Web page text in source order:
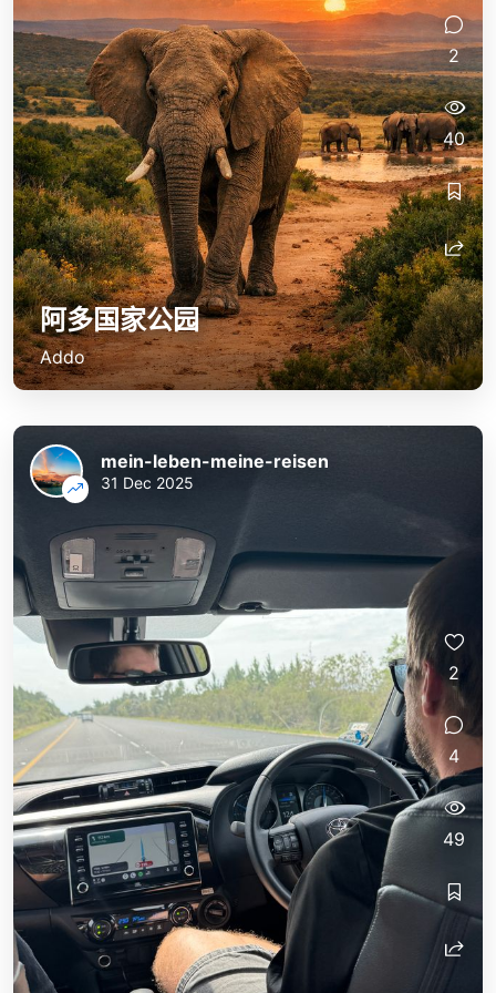
阿多国家公园
Addo
2
40
mein-leben-meine-reisen
31 Dec 2025
2
4
49